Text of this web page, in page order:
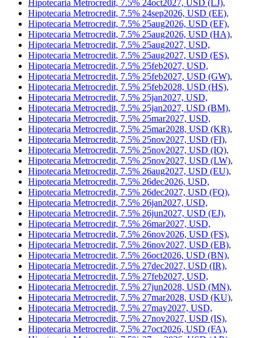
Hipotecaria Metrocredit, 7.5% 24may2027, USD (EA),
Hipotecaria Metrocredit, 7.5% 24nov2026, USD (GA),
Hipotecaria Metrocredit, 7.5% 24oct2027, USD (FC),
Hipotecaria Metrocredit, 7.5% 24oct2027, USD (LJ),
Hipotecaria Metrocredit, 7.5% 24sep2026, USD (EE),
Hipotecaria Metrocredit, 7.5% 25aug2026, USD (EF),
Hipotecaria Metrocredit, 7.5% 25aug2026, USD (HA),
Hipotecaria Metrocredit, 7.5% 25aug2027, USD,
Hipotecaria Metrocredit, 7.5% 25aug2027, USD (ES),
Hipotecaria Metrocredit, 7.5% 25feb2027, USD,
Hipotecaria Metrocredit, 7.5% 25feb2027, USD (GW),
Hipotecaria Metrocredit, 7.5% 25feb2028, USD (HS),
Hipotecaria Metrocredit, 7.5% 25jan2027, USD,
Hipotecaria Metrocredit, 7.5% 25jan2027, USD (BM),
Hipotecaria Metrocredit, 7.5% 25mar2027, USD,
Hipotecaria Metrocredit, 7.5% 25mar2028, USD (KR),
Hipotecaria Metrocredit, 7.5% 25nov2027, USD (FI),
Hipotecaria Metrocredit, 7.5% 25nov2027, USD (IQ),
Hipotecaria Metrocredit, 7.5% 25nov2027, USD (LW),
Hipotecaria Metrocredit, 7.5% 26aug2027, USD (EU),
Hipotecaria Metrocredit, 7.5% 26dec2026, USD,
Hipotecaria Metrocredit, 7.5% 26dec2027, USD (FQ),
Hipotecaria Metrocredit, 7.5% 26jan2027, USD,
Hipotecaria Metrocredit, 7.5% 26jun2027, USD (EJ),
Hipotecaria Metrocredit, 7.5% 26mar2027, USD,
Hipotecaria Metrocredit, 7.5% 26nov2026, USD (FS),
Hipotecaria Metrocredit, 7.5% 26nov2027, USD (EB),
Hipotecaria Metrocredit, 7.5% 26oct2026, USD (BN),
Hipotecaria Metrocredit, 7.5% 27dec2027, USD (IR),
Hipotecaria Metrocredit, 7.5% 27feb2027, USD,
Hipotecaria Metrocredit, 7.5% 27jun2028, USD (MN),